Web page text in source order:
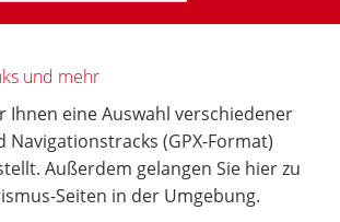
und mehr
Ihnen eine Auswahl verschiedener
Navigationstracks (GPX-Format)
Außerdem gelangen Sie hier zu
Seiten in der Umgebung.